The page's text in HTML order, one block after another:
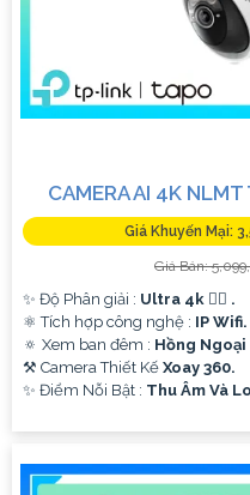
uy tín hoặc cửa hàng thiết
bạn tìm được giải pháp an
CAMERA AI 4K
Giá Khuyến Mại:
Giá Bán:
✨ Độ Phân giải : Ultra 4k 👍🏾 .
⚛️ Tích hợp công nghệ : IP Wifi.
🔅 Xem ban đêm : Hồng Ngoại
⚒ Camera Thiết Kế Xoay 360.
️✨ Điểm Nỗi Bật : Thu Âm Và